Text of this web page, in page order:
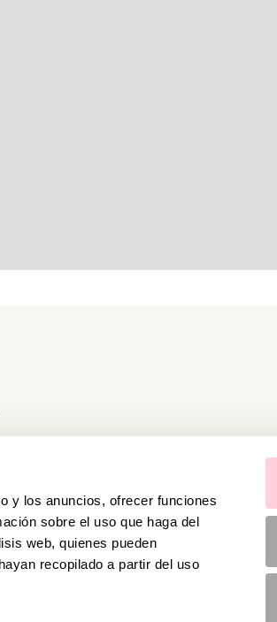
y los anuncios, ofrecer funciones
sobre el uso que haga del
web, quienes pueden
recopilado a partir del uso